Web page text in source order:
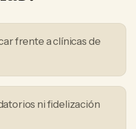
frente a clínicas de
ni fidelización